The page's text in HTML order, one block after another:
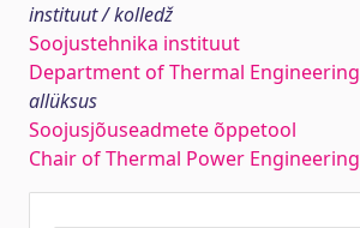
instituut / kolledž
Soojustehnika instituut
Department of Thermal Engineering
allüksus
Soojusjõuseadmete õppetool
Chair of Thermal Power Engineering